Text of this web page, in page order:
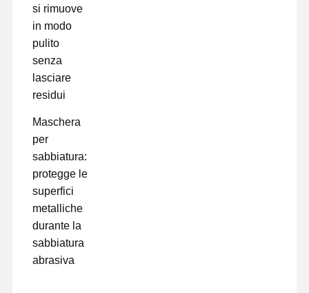
si rimuove
in modo
pulito
senza
lasciare
residui
Maschera
per
sabbiatura:
protegge le
superfici
metalliche
durante la
sabbiatura
abrasiva